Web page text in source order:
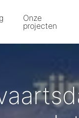
Onze
projecten